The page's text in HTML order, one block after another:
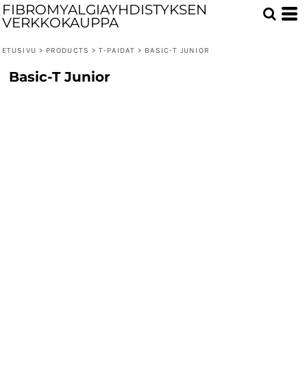
FIBROMYALGIAYHDISTYKSEN
VERKKOKAUPPA
ETUSIVU > PRODUCTS > T-PAIDAT > BASIC-T JUNIOR
Basic-T Junior